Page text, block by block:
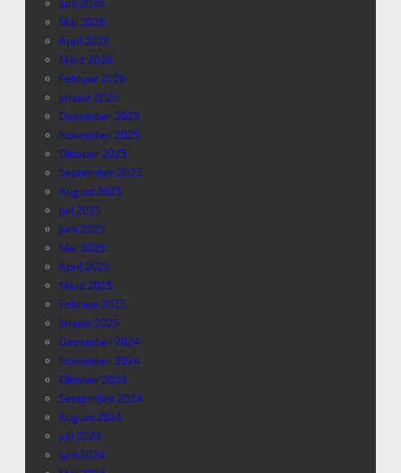
Mai 2026
April 2026
März 2026
Februar 2026
Januar 2026
Dezember 2025
November 2025
Oktober 2025
September 2025
August 2025
Juli 2025
Juni 2025
Mai 2025
April 2025
März 2025
Februar 2025
Januar 2025
Dezember 2024
November 2024
Oktober 2024
September 2024
August 2024
Juli 2024
Juni 2024